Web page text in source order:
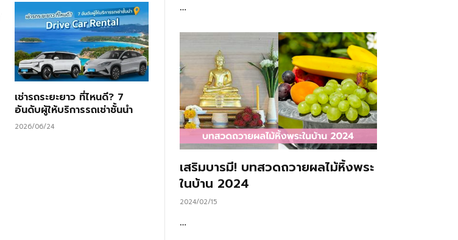
เช่ารถระยะยาว ที่ไหนดี? 7
อันดับผู้ให้บริการรถเช่าชั้นนำ
2026/06/24
…
เสริมบารมี! บทสวดถวายผลไม้หิ้งพระ
ในบ้าน 2024
2024/02/15
…